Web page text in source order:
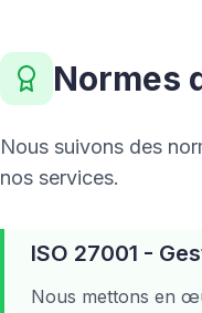
Normes
Nous suivons des
nos services.
ISO 27001 -
Nous mettons en